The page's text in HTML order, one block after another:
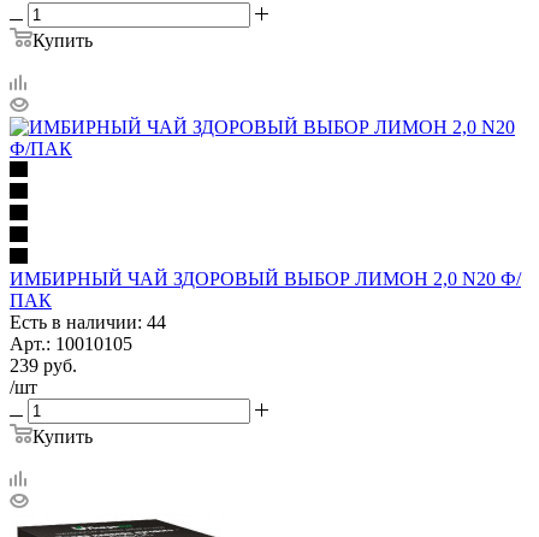
Купить
ИМБИРНЫЙ ЧАЙ ЗДОРОВЫЙ ВЫБОР ЛИМОН 2,0 N20 Ф/
ПАК
Есть в наличии: 44
Арт.: 10010105
239 руб.
/шт
Купить